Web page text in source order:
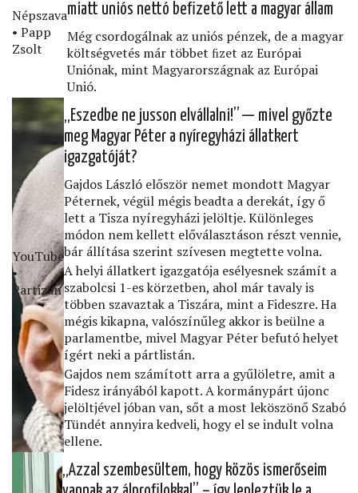
Népszava
• Papp
Zsolt
miatt uniós nettó beﬁzető lett a magyar állam
Még csordogálnak az uniós pénzek, de a magyar
költségvetés már többet ﬁzet az Európai
Uniónak, mint Magyarországnak az Európai
Unió.
YouTube
•
Partizán
„Eszedbe ne jusson elvállalni!” — mivel győzte
meg Magyar Péter a nyíregyházi állatkert
igazgatóját?
Gajdos László először nemet mondott Magyar
Péternek, végül mégis beadta a derekát, így ő
lett a Tisza nyíregyházi jelöltje. Különleges
módon nem kellett előválasztáson részt vennie,
bár állítása szerint szívesen megtette volna.
A helyi állatkert igazgatója esélyesnek számít a
szabolcsi 1-es körzetben, ahol már tavaly is
többen szavaztak a Tiszára, mint a Fideszre. Ha
mégis kikapna, valószínűleg akkor is beülne a
parlamentbe, mivel Magyar Péter befutó helyet
ígért neki a pártlistán.
Gajdos nem számított arra a gyűlöletre, amit a
Fidesz irányából kapott. A kormánypárt újonc
jelöltjével jóban van, sőt a most leköszönő Szabó
Tündét annyira kedveli, hogy el se indult volna
ellene.
„Azzal szembesültem, hogy közös ismerőseim